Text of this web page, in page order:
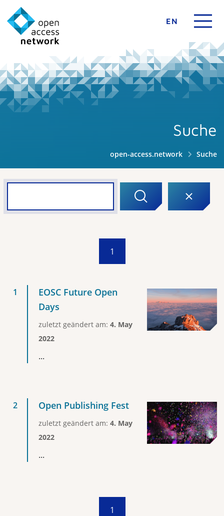
EN
Suche
open-access.network Suche
1
EOSC Future Open
Days
zuletzt geändert am: 4. May
2022
...
Open Publishing Fest
zuletzt geändert am: 4. May
2022
...
1